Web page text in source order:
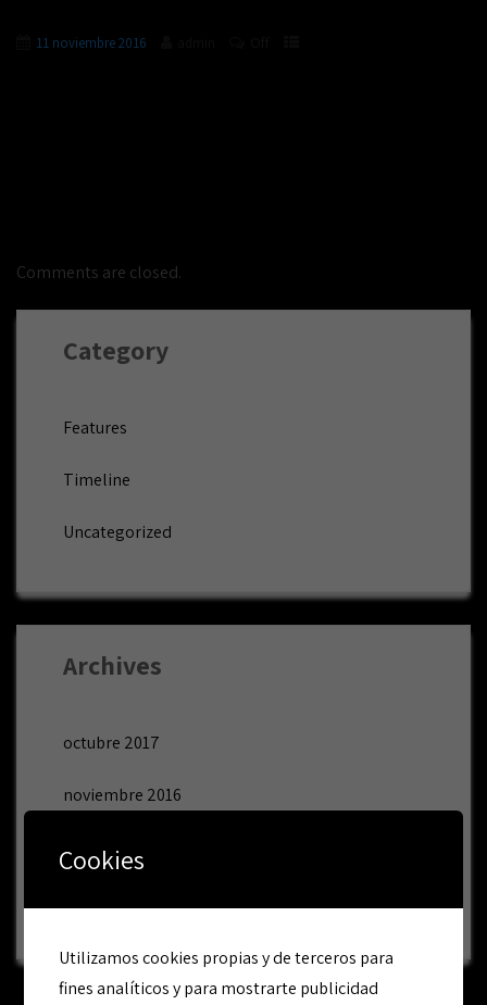
11 noviembre 2016
Comments are closed.
Category
Features
Timeline
Uncategorized
Archives
octubre 2017
noviembre 2016
marzo 2016
Cookies
Utilizamos cookies propias y de terceros para
fines analíticos y para mostrarte publicidad